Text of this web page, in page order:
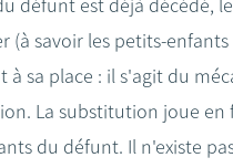
défunt est déjà décédé,
(à savoir les petits-
à sa place : il s'agit du
La substitution joue en
du défunt. Il n'existe